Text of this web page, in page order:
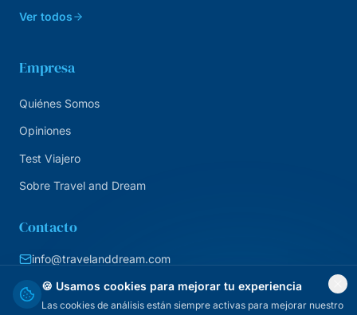
🍪 Usamos cookies para mejorar tu experiencia
Las cookies de análisis están siempre activas para mejorar nuestro
Ver todos
Empresa
Quiénes Somos
Opiniones
Test Viajero
Sobre Travel and Dream
Contacto
info@travelanddream.com
+34 684 226 007
Agencia online · España